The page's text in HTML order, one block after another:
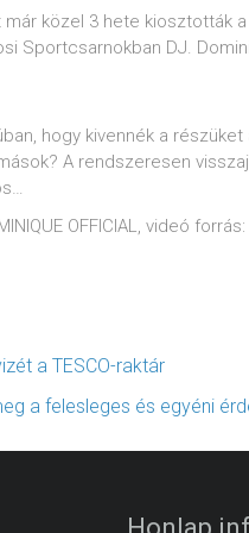
már közel 3 hete kiosztották
Sportcsarnokban DJ.
hogy kivennék a
A rendszeresen
OFFICIAL, videó forrás:
a TESCO-raktár
a felesleges és egyéni